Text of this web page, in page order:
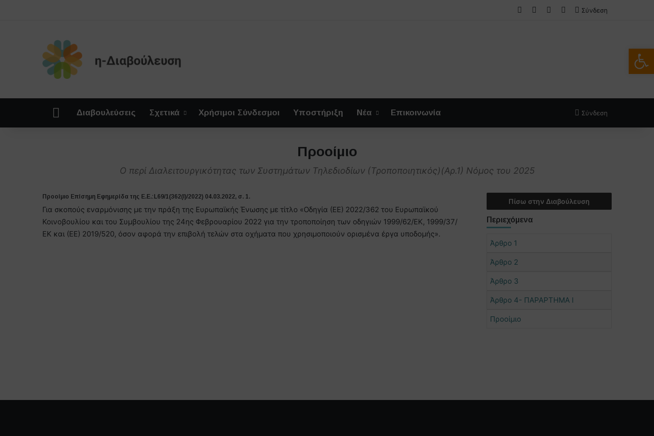
Facebook LinkedInFAQsΣύνδεση
ΑρχικήΔιαβουλεύσεις Σχετικά Χρήσιμοι Σύνδεσμοι Υποστήριξη Νέα Επικοινωνία Σύνδεση
Προοίμιο
Ο περί Διαλειτουργικότητας των Συστημάτων Τηλεδιοδίων (Τροποποιητικός)(Αρ.1) Νόμος του 2025
Προοίμιο Επίσημη Εφημερίδα της E.E.:L69/1(362(I)/2022) 04.03.2022, σ. 1.
Για σκοπούς εναρμόνισης με την πράξη της Ευρωπαϊκής Ένωσης με τίτλο «Οδηγία (ΕΕ) 2022/362 του Ευρωπαϊκού
Κοινοβουλίου και του Συμβουλίου της 24ης Φεβρουαρίου 2022 για την τροποποίηση των οδηγιών 1999/62/ΕΚ, 1999/37/
ΕΚ και (ΕΕ) 2019/520, όσον αφορά την επιβολή τελών στα οχήματα που χρησιμοποιούν ορισμένα έργα υποδομής».
Πίσω στην Διαβούλευση
Περιεχόμενα
Άρθρο 1
Άρθρο 2
Άρθρο 3
Άρθρο 4- ΠΑΡΑΡΤΗΜΑ Ι
Προοίμιο